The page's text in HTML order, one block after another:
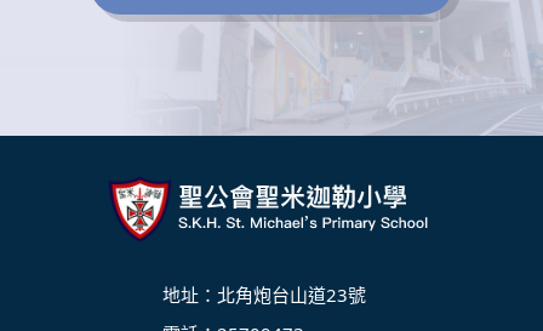
地址：北角炮台山道23號